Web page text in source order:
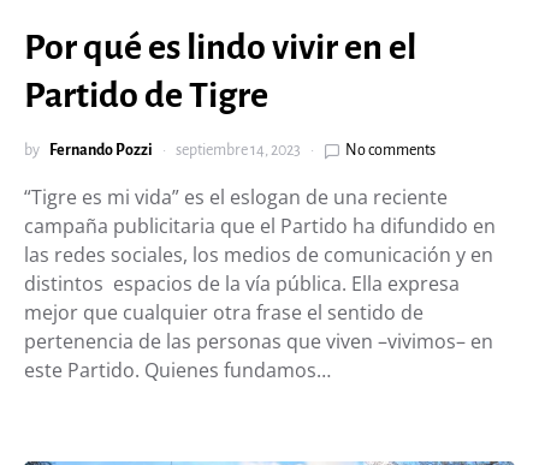
Por qué es lindo vivir en el
Partido de Tigre
by Fernando Pozzi septiembre 14, 2023 No comments
“Tigre es mi vida” es el eslogan de una reciente
campaña publicitaria que el Partido ha difundido en
las redes sociales, los medios de comunicación y en
distintos espacios de la vía pública. Ella expresa
mejor que cualquier otra frase el sentido de
pertenencia de las personas que viven –vivimos– en
este Partido. Quienes fundamos…